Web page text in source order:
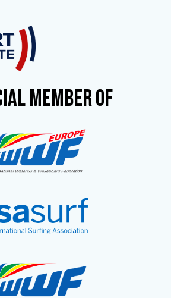
MEMBER OF